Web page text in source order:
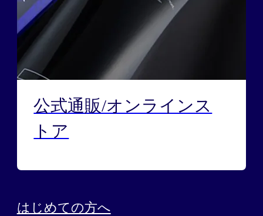
公式通販/オンラインス
トア
はじめての方へ